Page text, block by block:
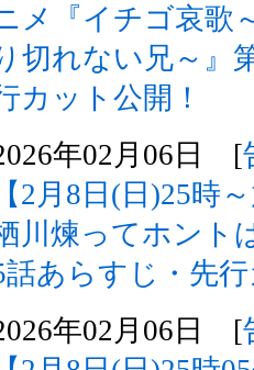
メ『イチゴ哀歌
切れない兄～
カット公開！
年02月06日 [
【2月8日(日)25時
川煉ってホント
話あらすじ・先
年02月06日 [